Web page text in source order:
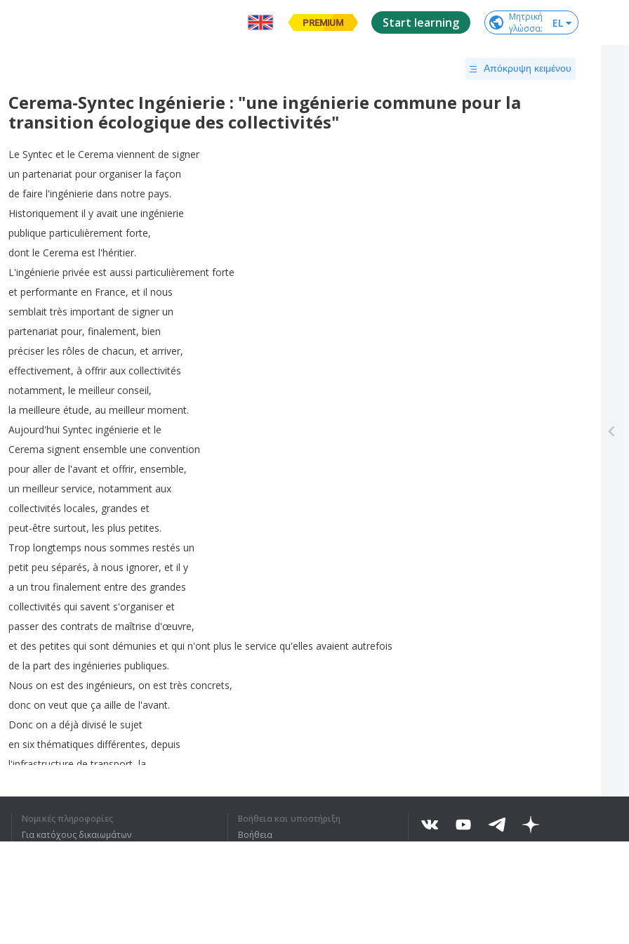
PREMIUM Start learning
Μητρική
γλώσσα: EL
Απόκρυψη κειμένου
Cerema-Syntec Ingénierie : "une ingénierie commune pour la
transition écologique des collectivités"
Le Syntec et le Cerema viennent de signer
un partenariat pour organiser la façon
de faire l'ingénierie dans notre pays.
Historiquement il y avait une ingénierie
publique particulièrement forte,
dont le Cerema est l'héritier.
L'ingénierie privée est aussi particulièrement forte
et performante en France, et il nous
semblait très important de signer un
partenariat pour, finalement, bien
préciser les rôles de chacun, et arriver,
effectivement, à offrir aux collectivités
notamment, le meilleur conseil,
la meilleure étude, au meilleur moment.
Aujourd'hui Syntec ingénierie et le
Cerema signent ensemble une convention
pour aller de l'avant et offrir, ensemble,
un meilleur service, notamment aux
collectivités locales, grandes et
peut-être surtout, les plus petites.
Trop longtemps nous sommes restés un
petit peu séparés, à nous ignorer, et il y
a un trou finalement entre des grandes
collectivités qui savent s'organiser et
passer des contrats de maîtrise d'œuvre,
et des petites qui sont démunies et qui n'ont plus le service qu'elles avaient autrefois
de la part des ingénieries publiques.
Nous on est des ingénieurs, on est très concrets,
donc on veut que ça aille de l'avant.
Donc on a déjà divisé le sujet
en six thématiques différentes, depuis
l'infrastructure de transport la
chacun ces sujets,des
Cerema et des membres de Syntec
Νομικές πληροφορίες
Για κατόχους δικαιωμάτων
Βοήθεια και υποστήριξη
Βοήθεια